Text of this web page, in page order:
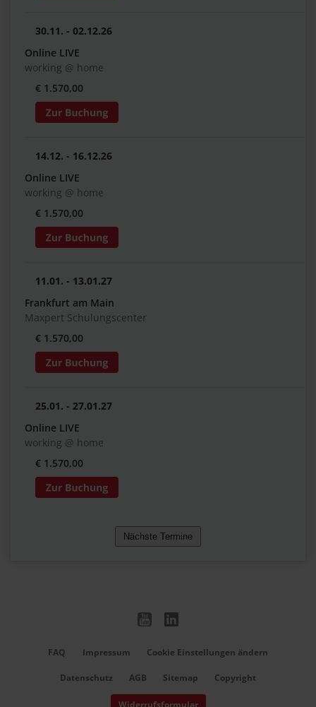
30.11. - 02.12.26
Online LIVE
working @ home
€ 1.570,00
14.12. - 16.12.26
Online LIVE
working @ home
€ 1.570,00
11.01. - 13.01.27
Frankfurt am Main
Maxpert Schulungscenter
€ 1.570,00
25.01. - 27.01.27
Online LIVE
working @ home
€ 1.570,00
FAQ Impressum Cookie Einstellungen ändern
Datenschutz AGB Sitemap Copyright
Widerrufsformular